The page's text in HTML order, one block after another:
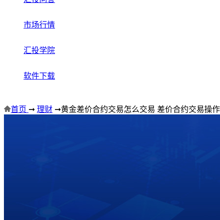
市场行情
汇投学院
软件下载
首页 ➞ 理财 ➞黄金差价合约交易怎么交易 差价合约交易操